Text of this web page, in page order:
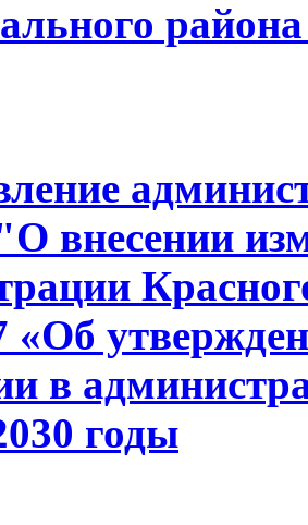
внесении
«Об
в
годы